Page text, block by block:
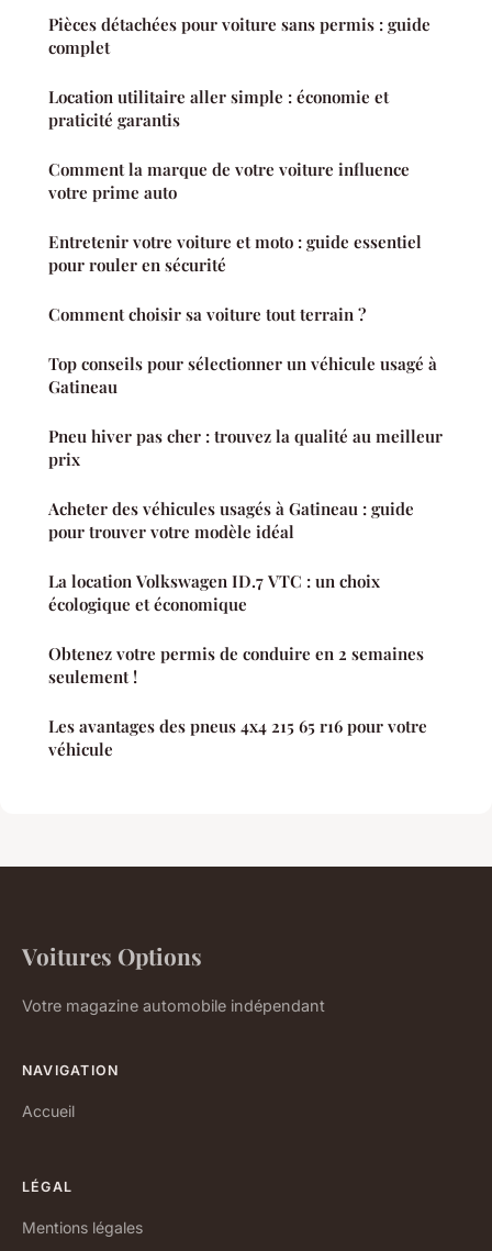
Pièces détachées pour voiture sans permis : guide
complet
Location utilitaire aller simple : économie et
praticité garantis
Comment la marque de votre voiture influence
votre prime auto
Entretenir votre voiture et moto : guide essentiel
pour rouler en sécurité
Comment choisir sa voiture tout terrain ?
Top conseils pour sélectionner un véhicule usagé à
Gatineau
Pneu hiver pas cher : trouvez la qualité au meilleur
prix
Acheter des véhicules usagés à Gatineau : guide
pour trouver votre modèle idéal
La location Volkswagen ID.7 VTC : un choix
écologique et économique
Obtenez votre permis de conduire en 2 semaines
seulement !
Les avantages des pneus 4x4 215 65 r16 pour votre
véhicule
Voitures Options
Votre magazine automobile indépendant
NAVIGATION
Accueil
LÉGAL
Mentions légales